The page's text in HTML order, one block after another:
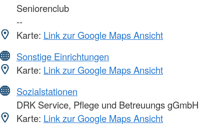
Seniorenclub
--
Karte: Link zur Google Maps Ansicht
Sonstige Einrichtungen
Karte: Link zur Google Maps Ansicht
Sozialstationen
DRK Service, Pflege und Betreuungs gGmbH
Karte: Link zur Google Maps Ansicht